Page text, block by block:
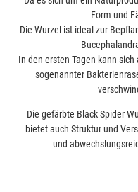
Form und
Die Wurzel ist ideal zur
In den ersten Tagen kann
sogenannter
Die gefärbte Black Spider
bietet auch Struktur und
und